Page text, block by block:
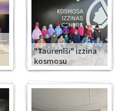
"Taurenīši" izzina
kosmosu